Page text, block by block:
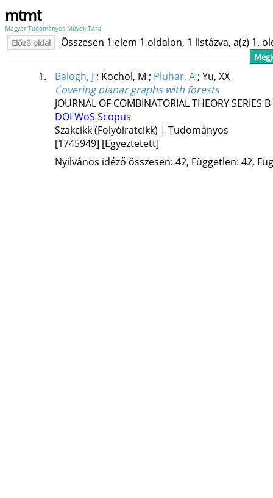
mtmt
Magyar Tudományos Művek Tára
Előző oldal Összesen 1 elem 1 oldalon, 1 listázva, a(z) 1.
1. Balogh, J ; Kochol, M ; Pluhar, A; Yu, XX
Covering planar graphs with forests
JOURNAL OF COMBINATORIAL THEORY SERIES B
DOI WoS Scopus
Szakcikk (Folyóiratcikk) | Tudományos
[1745949] [Egyeztetett]
Nyilvános idéző összesen: 42, Független: 42,